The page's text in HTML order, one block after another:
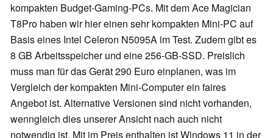
kompakten Budget-Gaming-PCs. Mit dem Ace Magician
T8Pro haben wir hier einen sehr kompakten Mini-PC auf
Basis eines Intel Celeron N5095A im Test. Zudem gibt es
8 GB Arbeitsspeicher und eine 256-GB-SSD. Preislich
muss man für das Gerät 290 Euro einplanen, was im
Vergleich der kompakten Mini-Computer ein faires
Angebot ist. Alternative Versionen sind nicht vorhanden,
wenngleich dies unserer Ansicht nach auch nicht
notwendig ist. Mit im Preis enthalten ist Windows 11 in der